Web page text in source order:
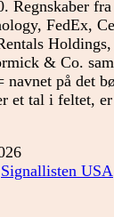
Regnskaber
FedEx,
& Co.
på det
et tal i feltet,
Signallisten USA